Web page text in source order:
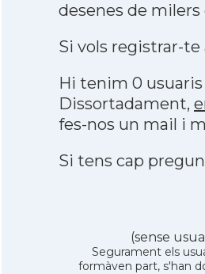
desenes de
Si vols registrar-te
Hi tenim 0
Dissortadament,
fes-nos un mail i
Si tens cap
(sense
Segurament els
formàven part, s'han